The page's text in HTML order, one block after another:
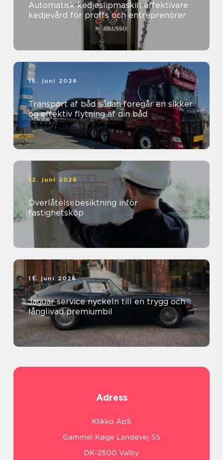
Automatisk kedjeslipmaskin effektivare
kedjevård för proffs och entreprenörer
15. juni 2026
Transport af båd sådan foregår en sikker
og effektiv flytning af din båd
12. juni 2026
Överlåtelsebesiktning inför
fastighetsköp
11. juni 2026
Jaguar service nyckeln till en trygg och
långlivad premiumbil
Adress